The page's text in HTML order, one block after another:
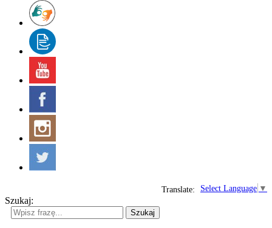
Select Language ▼
Translate:
Szukaj:
Szukaj